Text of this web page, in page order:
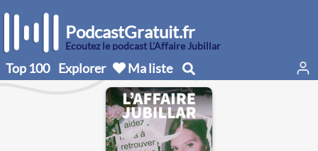
PodcastGratuit.fr
Écoutez le podcast L'Affaire Jubillar
Top 100 Explorer Ma liste